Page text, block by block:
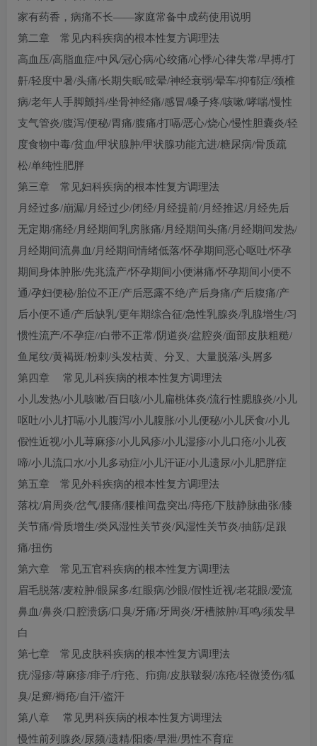
家有药香，病痛不长——家庭常备中成药使用说明
第二章 常见内科疾病的根本性复方调理法
高血压/高脂血症/中风/冠心病/心绞痛/心悸/心律失常/早搏/打
鼾/轻度中暑/头痛/长期失眠/眩晕/神经衰弱/晕车/抑郁症/颈椎
病/老年人手脚颤抖/坐骨神经痛/感冒/嗓子疼/咳嗽/哮喘/慢性
支气管炎/腹泻/便秘/胃痛/腹痛/打嗝/恶心/烧心/慢性胆囊炎/轻
度食物中毒/贫血/甲状腺肿/甲状腺功能亢进/糖尿病/骨质疏
松/单纯性肥胖
第三章 常见妇科疾病的根本性复方调理法
月经过多/崩漏/月经过少/闭经/月经提前/月经推迟/月经先后
无定期/痛经/月经期间乳房胀痛/月经期间头痛/月经期间发热/
月经期间流鼻血/月经期间情绪低落/怀孕期间恶心呕吐/怀孕
期间身体肿胀/先兆流产/怀孕期间小便淋痛/怀孕期间小便不
通/孕妇便秘/胎位不正/产后恶露不绝/产后身痛/产后腹痛/产
后小便不通/产后缺乳/更年期综合征/急性乳腺炎/乳腺增生/习
惯性流产/不孕症//白带不正常/阴道炎/盆腔炎/面部皮肤粗糙/
鱼尾纹/黄褐斑/粉刺/头发枯黄、分叉、大量脱落/头屑多
第四章 常见儿科疾病的根本性复方调理法
小儿发热/小儿咳嗽/百日咳/小儿扁桃体炎/流行性腮腺炎/小儿
呕吐/小儿打嗝/小儿腹泻/小儿腹胀/小儿便秘/小儿厌食/小儿
假性近视/小儿荨麻疹/小儿风疹/小儿湿疹/小儿口疮/小儿夜
啼/小儿流口水/小儿多动症/小儿汗证/小儿遗尿/小儿肥胖症
第五章 常见外科疾病的根本性复方调理法
落枕/肩周炎/岔气/腰痛/腰椎间盘突出/痔疮/下肢静脉曲张/膝
关节痛/骨质增生/类风湿性关节炎/风湿性关节炎/抽筋/足跟
痛/扭伤
第六章 常见五官科疾病的根本性复方调理法
眉毛脱落/麦粒肿/眼屎多/红眼病/沙眼/假性近视/老花眼/爱流
鼻血/鼻炎/口腔溃疡/口臭/牙痛/牙周炎/牙槽脓肿/耳鸣/须发早
白
第七章 常见皮肤科疾病的根本性复方调理法
疣/湿疹/荨麻疹/痱子/疔疮、疖痈/皮肤皲裂/冻疮/轻微烫伤/狐
臭/足癣/褥疮/自汗/盗汗
第八章 常见男科疾病的根本性复方调理法
慢性前列腺炎/尿频/遗精/阳痿/早泄/男性不育症